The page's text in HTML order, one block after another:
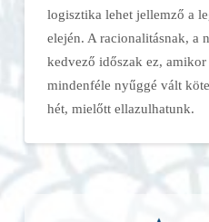
logisztika lehet jellemző a
elején. A racionalitásnak, a
kedvező időszak ez,
mindenféle nyűggé vált
hét, mielőtt ellazulhatunk.